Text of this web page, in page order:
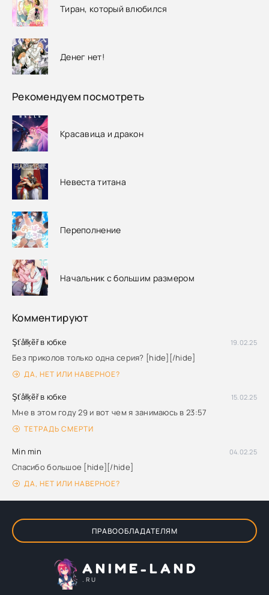
Тиран, который влюбился
Денег нет!
Рекомендуем посмотреть
Красавица и дракон
Невеста титана
Переполнение
Начальник с большим размером
Комментируют
Şťåłķẽř в юбке 19.02.25
Без приколов только одна серия? [hide][/hide]
ДА, НЕТ ИЛИ НАВЕРНОЕ?
Şťåłķẽř в юбке 15.02.25
Мне в этом году 29 и вот чем я занимаюсь в 23:57
ТЕТРАДЬ СМЕРТИ
Min min 04.02.25
Спасибо большое [hide][/hide]
ДА, НЕТ ИЛИ НАВЕРНОЕ?
ПРАВООБЛАДАТЕЛЯМ
ANIME-LAND
.RU